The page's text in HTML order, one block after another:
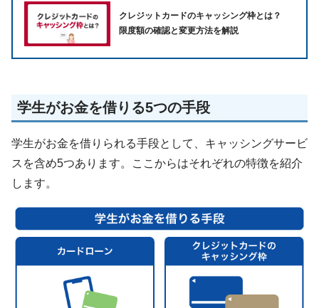
クレジットカードのキャッシング枠とは？
限度額の確認と変更方法を解説
学生がお金を借りる5つの手段
学生がお金を借りられる手段として、キャッシングサービ
スを含め5つあります。ここからはそれぞれの特徴を紹介
します。